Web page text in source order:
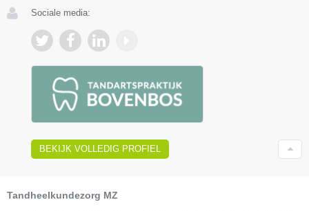
Sociale media:
BEKIJK VOLLEDIG PROFIEL
Tandheelkundezorg MZ